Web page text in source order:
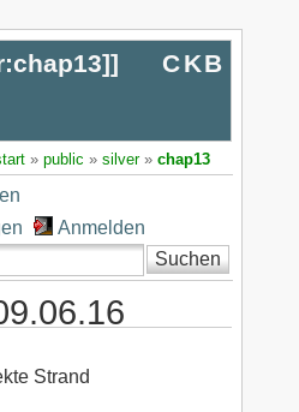
]] CKB
» public » silver» chap13
Anmelden
Suchen
Strand